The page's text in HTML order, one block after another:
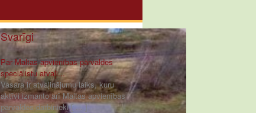
Svarīgi
Par Maltas apvienības pārvaldes
speciālistu atvaļi...
Vasara ir atvaļinājumu laiks, kuru
aktīvi izmanto arī Maltas apvienības
pārvaldes darbinieki [ ... ]